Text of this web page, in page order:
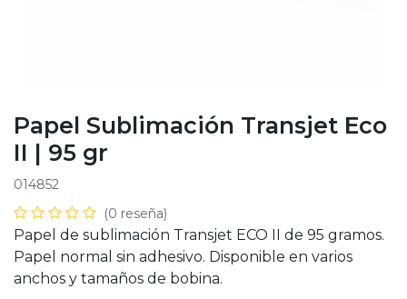
Papel Sublimación Transjet Eco
II | 95 gr
014852
(0 reseña)
Papel de sublimación Transjet ECO II de 95 gramos.
Papel normal sin adhesivo. Disponible en varios
anchos y tamaños de bobina.